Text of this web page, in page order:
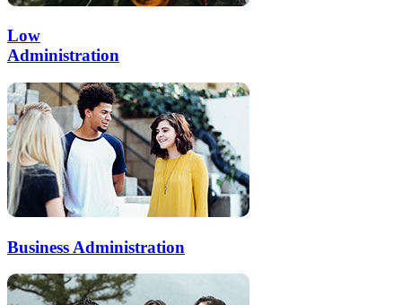
Low
Administration
Business Administration